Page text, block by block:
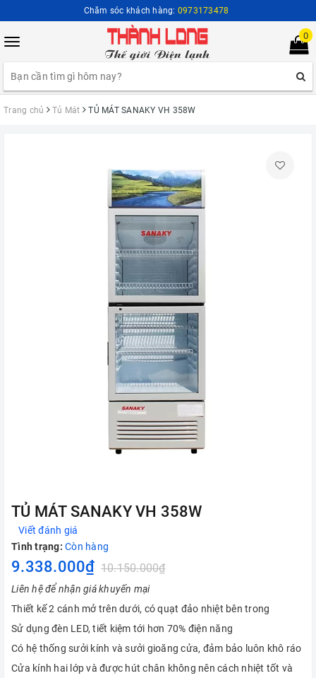
Chăm sóc khách hàng: 0973173478
Toggle
0
Trang chủ Tủ Mát TỦ MÁT SANAKY VH 358W
TỦ MÁT SANAKY VH 358W
Viết đánh giá
Tình trạng: Còn hàng
9.338.000₫ 10.150.000₫
Liên hệ để nhận giá khuyến mại
Thiết kế 2 cánh mở trên dưới, có quạt đảo nhiệt bên trong
Sử dụng đèn LED, tiết kiệm tới hơn 70% điện năng
Có hệ thống sưởi kính và sưởi gioăng cửa, đảm bảo luôn khô ráo
Cửa kính hai lớp và được hút chân không nên cách nhiệt tốt và